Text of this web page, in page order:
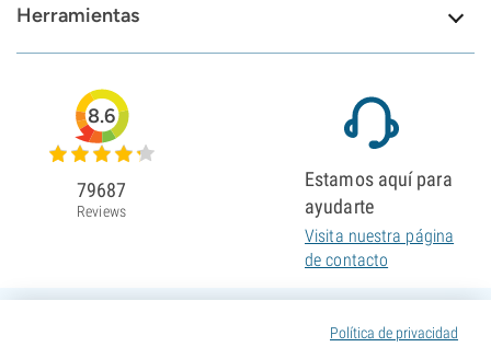
Herramientas
Política de privacidad
8.6
79687
Reviews
Estamos aquí para
ayudarte
Visita nuestra página
de contacto